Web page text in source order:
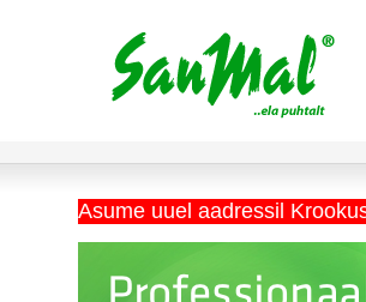
Asume uuel aadressil